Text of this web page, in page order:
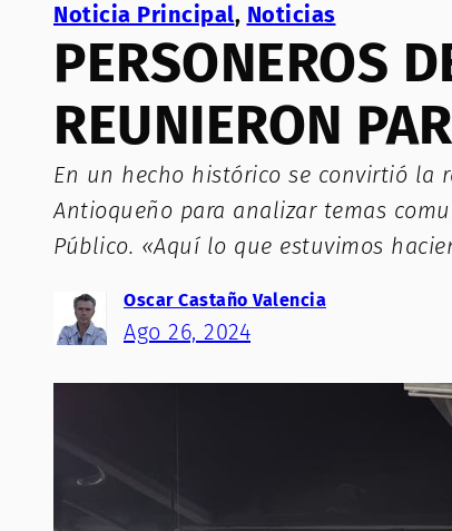
Noticia Principal, Noticias
PERSONEROS
REUNIERON
En un hecho histórico se convirtió la
Antioqueño para analizar temas
Público. «Aquí lo que estuvimos
Oscar Castaño Valencia
Ago 26, 2024